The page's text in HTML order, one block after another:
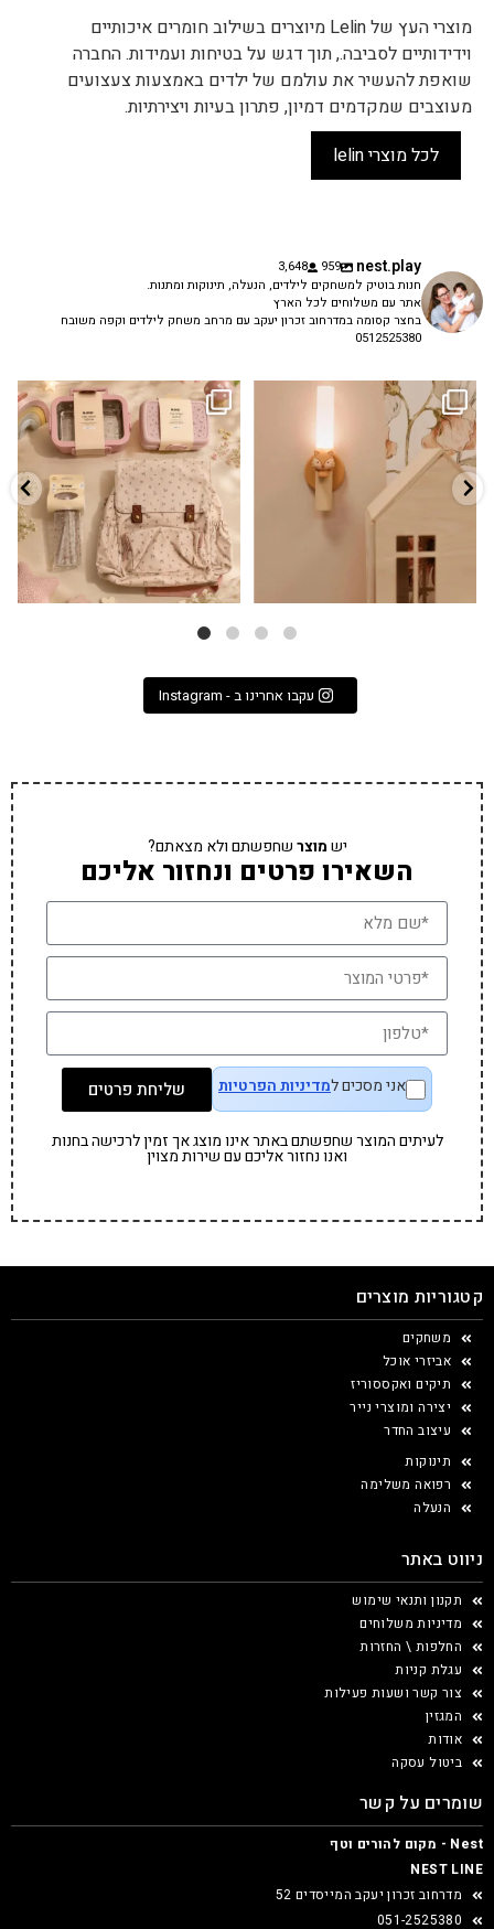
מוצרי העץ של Lelin מיוצרים בשילוב חומרים איכותיים
וידידותיים לסביבה., תוך דגש על בטיחות ועמידות. החברה
שואפת להעשיר את עולמם של ילדים באמצעות צעצועים
מעוצבים שמקדמים דמיון, פתרון בעיות ויצירתיות.
לכל מוצרי lelin
nest.play
959
3,648
חנות בוטיק למשחקים לילדים, הנעלה, תינוקות ומתנות.
אתר עם משלוחים לכל הארץ
בחצר קסומה במדרחוב זכרון יעקב עם מרחב משחק לילדים וקפה משובח
0512525380
✨ חוזרים למסגרת בסטייל! ✨
הקולקציה החדשה...
9 4
גם פריט עיצובי לחדר, גם מנורת לילה
...
3 0
עקבו אחרינו ב - Instagram
ישמוצרשחפשתם ולא מצאתם?
השאירו פרטים ונחזור אליכם
אני מסכים למדיניות הפרטיות שליחת פרטים
לעיתים המוצר שחפשתם באתר אינו מוצג אך זמין לרכישה בחנות
ואנו נחזור אליכם עם שירות מצוין
קטגוריות מוצרים
משחקים
אביזרי אוכל
תיקים ואקססוריז
יצירה ומוצרי נייר
עיצוב החדר
תינוקות
רפואה משלימה
הנעלה
ניווט באתר
תקנון ותנאי שימוש
מדיניות משלוחים
החלפות \ החזרות
עגלת קניות
צור קשר ושעות פעילות
המגזין
אודות
ביטול עסקה
שומרים על קשר
Nest - מקום להורים וטף
NEST LINE
מדרחוב זכרון יעקב המייסדים 52
051-2525380